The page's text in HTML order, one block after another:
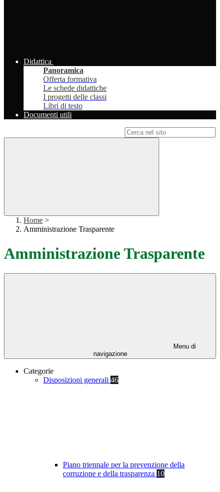
Didattica
Panoramica
Offerta formativa
Le schede didattiche
I progetti delle classi
Libri di testo
Documenti utili
Home >
Amministrazione Trasparente
Amministrazione Trasparente
Menu di
navigazione
Categorie
Disposizioni generali 46
Piano triennale per la prevenzione della
corruzione e della trasparenza 10